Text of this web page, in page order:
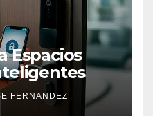
Espacios
FERNANDEZ